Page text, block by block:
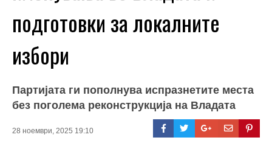
подготовки за локалните
избори
Партијата ги пополнува испразнетите места
без поголема реконструкција на Владата
28 ноември, 2025 19:10